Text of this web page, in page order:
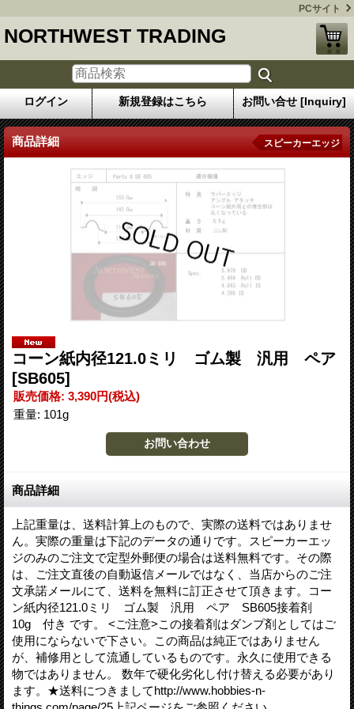
PCサイト
NORTHWEST TRADING
ログイン 新規登録はこちら お問い合せ [Inquiry]
商品詳細 スピーカーエッジ
コーン紙内径121.0ミリ ゴム製 汎用 ペア
[SB605]
販売価格: 3,390円(税込)
重量: 101g
商品詳細
上記重量は、送料計算上のもので、実際の送料ではありませ
ん。実際の重量は下記のデータの通りです。スピーカーエッ
ジのみのご注文で定型外郵便の場合は送料無料です。その際
は、ご注文直後の自動返信メールではなく、当店からのご注
文承諾メールにて、送料を無料に訂正させて頂きます。コー
ン紙内径121.0ミリ ゴム製 汎用 ペア SB605接着剤
10g 付き です。 <ご注意>この接着剤はダンプ剤としてはご
使用にならないで下さい。この商品は純正ではありません
が、補修用として流通しているものです。永久に使用できる
物ではありません。 数年で硬化劣化し付け替える必要があり
ます。★送料につきましてhttp://www.hobbies-n-